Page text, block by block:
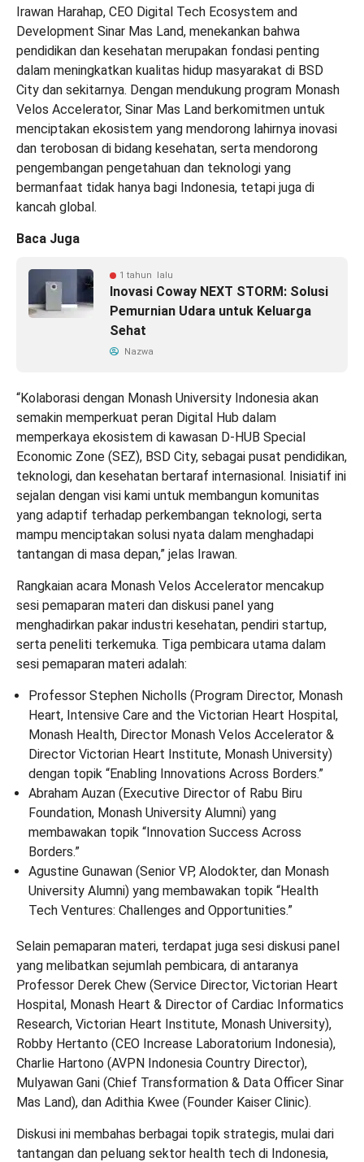
Irawan Harahap, CEO Digital Tech Ecosystem and
Development Sinar Mas Land, menekankan bahwa
pendidikan dan kesehatan merupakan fondasi penting
dalam meningkatkan kualitas hidup masyarakat di BSD
City dan sekitarnya. Dengan mendukung program Monash
Velos Accelerator, Sinar Mas Land berkomitmen untuk
menciptakan ekosistem yang mendorong lahirnya inovasi
dan terobosan di bidang kesehatan, serta mendorong
pengembangan pengetahuan dan teknologi yang
bermanfaat tidak hanya bagi Indonesia, tetapi juga di
kancah global.
Baca Juga
1 tahun lalu
Inovasi Coway NEXT STORM: Solusi
Pemurnian Udara untuk Keluarga
Sehat
Nazwa
“Kolaborasi dengan Monash University Indonesia akan
semakin memperkuat peran Digital Hub dalam
memperkaya ekosistem di kawasan D-HUB Special
Economic Zone (SEZ), BSD City, sebagai pusat pendidikan,
teknologi, dan kesehatan bertaraf internasional. Inisiatif ini
sejalan dengan visi kami untuk membangun komunitas
yang adaptif terhadap perkembangan teknologi, serta
mampu menciptakan solusi nyata dalam menghadapi
tantangan di masa depan,” jelas Irawan.
Rangkaian acara Monash Velos Accelerator mencakup
sesi pemaparan materi dan diskusi panel yang
menghadirkan pakar industri kesehatan, pendiri startup,
serta peneliti terkemuka. Tiga pembicara utama dalam
sesi pemaparan materi adalah:
Professor Stephen Nicholls (Program Director, Monash
Heart, Intensive Care and the Victorian Heart Hospital,
Monash Health, Director Monash Velos Accelerator &
Director Victorian Heart Institute, Monash University)
dengan topik “Enabling Innovations Across Borders.”
Abraham Auzan (Executive Director of Rabu Biru
Foundation, Monash University Alumni) yang
membawakan topik “Innovation Success Across
Borders.”
Agustine Gunawan (Senior VP, Alodokter, dan Monash
University Alumni) yang membawakan topik “Health
Tech Ventures: Challenges and Opportunities.”
Selain pemaparan materi, terdapat juga sesi diskusi panel
yang melibatkan sejumlah pembicara, di antaranya
Professor Derek Chew (Service Director, Victorian Heart
Hospital, Monash Heart & Director of Cardiac Informatics
Research, Victorian Heart Institute, Monash University),
Robby Hertanto (CEO Increase Laboratorium Indonesia),
Charlie Hartono (AVPN Indonesia Country Director),
Mulyawan Gani (Chief Transformation & Data Officer Sinar
Mas Land), dan Adithia Kwee (Founder Kaiser Clinic).
Diskusi ini membahas berbagai topik strategis, mulai dari
tantangan dan peluang sektor health tech di Indonesia,